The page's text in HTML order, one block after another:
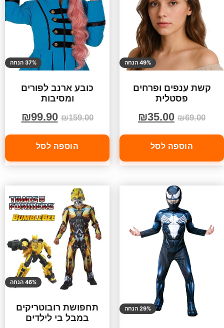
49% הנחה
קשת ענפים ופרחים
פסטלית
₪69.00
₪35.00
הוספה לסל
37% הנחה
כובע ארנב לפורים
ומסיבות
₪159.00
₪99.90
הוספה לסל
29% הנחה
46% הנחה
תחפושת רובוטריקים
במבל בי לילדים